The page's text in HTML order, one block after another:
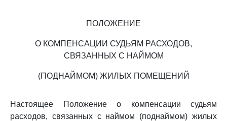
ПОЛОЖЕНИЕ
О КОМПЕНСАЦИИ СУДЬЯМ РАСХОДОВ,
СВЯЗАННЫХ С НАЙМОМ
(ПОДНАЙМОМ) ЖИЛЫХ ПОМЕЩЕНИЙ
Настоящее Положение о компенсации судьям
расходов, связанных с наймом (поднаймом) жилых